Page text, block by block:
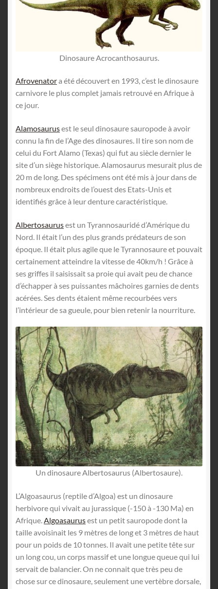
Dinosaure Acrocanthosaurus.
Afrovenatora été découvert en 1993, c’est le dinosaure
carnivore le plus complet jamais retrouvé en Afrique à
ce jour.
Alamosaurusest le seul dinosaure sauropode à avoir
connu la fin de l’Age des dinosaures. Il tire son nom de
celui du Fort Alamo (Texas) qui fut au siècle dernier le
site d’un siège historique. Alamosaurus mesurait plus de
20 m de long. Des spécimens ont été mis à jour dans de
nombreux endroits de l’ouest des Etats-Unis et
identifiés grâce à leur denture caractéristique.
Albertosaurusest un Tyrannosauridé d’Amérique du
Nord. Il était l’un des plus grands prédateurs de son
époque. Il était plus agile que le Tyrannosaure et pouvait
certainement atteindre la vitesse de 40km/h ! Grâce à
ses griffes il saisissait sa proie qui avait peu de chance
d’échapper à ses puissantes mâchoires garnies de dents
acérées. Ses dents étaient même recourbées vers
l’intérieur de sa gueule, pour bien retenir la nourriture.
Un dinosaure Albertosaurus (Albertosaure).
L’Algoasaurus (reptile d’Algoa) est un dinosaure
herbivore qui vivait au jurassique (-150 à -130 Ma) en
Afrique. Algoasaurusest un petit sauropode dont la
taille avoisinait les 9 mètres de long et 3 mètres de haut
pour un poids de 10 tonnes. Il avait une petite tête sur
un long cou, un corps massif et une longue queue qui lui
servait de balancier. On ne connait que très peu de
chose sur ce dinosaure, seulement une vertèbre dorsale,